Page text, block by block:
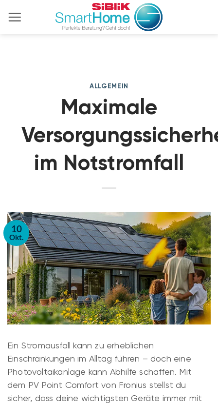
Inhalt
ALLGEMEIN
Maximale
im Notstromfall
10
Okt.
Ein Stromausfall kann zu erheblichen
Einschränkungen im Alltag führen – doch eine
Photovoltaikanlage kann Abhilfe schaffen. Mit
dem PV Point Comfort von Fronius stellst du
sicher, dass deine wichtigsten Geräte immer mit